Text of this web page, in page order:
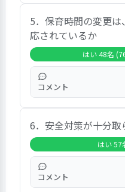
「はい」の回答は
ない」の回答は
1.6%、「無回答・
あった｡ 自由意見
園庭で遊んでいる
ると思います」「
も、色々考えて工
じます」という声
5．保育時間の変更
応されているか
はい 48名
コメント
「はい」の回答は
ない」の回答は
6.3%、「無回答・
あった｡ 自由意見
が、お迎えに行け
れました」という
6．安全対策が十分
はい 57
コメント